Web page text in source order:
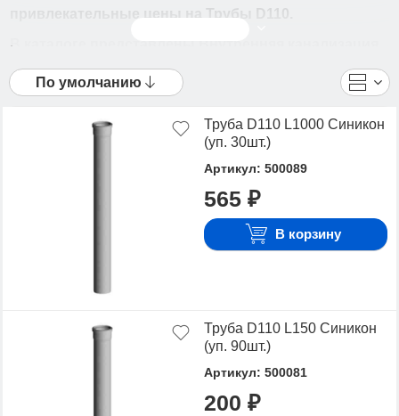
В каталоге представлены Внутренняя канализация
Синикон Стандарт - Трубы D110 от ведущих
мировых производителей. Вы можете
отзывами покупателей, техническими
характеристиками, а также сравнить
понравившиеся модели и выбрать лучшую
Для того чтобы купить Трубы D110, достаточно
оформить заявку на сайте или связаться с
По умолчанию
Труба D110 L1000 Синикон
(уп. 30шт.)
Артикул: 500089
565 ₽
В корзину
Труба D110 L150 Синикон
(уп. 90шт.)
Артикул: 500081
200 ₽